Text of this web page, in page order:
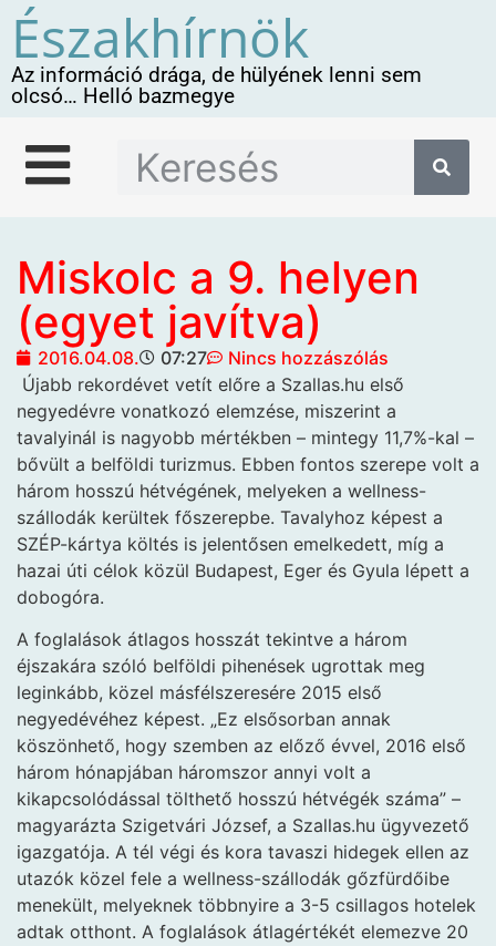
Északhírnök
Az információ drága, de hülyének lenni sem
olcsó… Helló bazmegye
Miskolc a 9. helyen
(egyet javítva)
2016.04.08. 07:27
Nincs hozzászólás
Újabb rekordévet vetít előre a Szallas.hu első
negyedévre vonatkozó elemzése, miszerint a
tavalyinál is nagyobb mértékben – mintegy 11,7%-kal –
bővült a belföldi turizmus. Ebben fontos szerepe volt a
három hosszú hétvégének, melyeken a wellness-
szállodák kerültek főszerepbe. Tavalyhoz képest a
SZÉP-kártya költés is jelentősen emelkedett, míg a
hazai úti célok közül Budapest, Eger és Gyula lépett a
dobogóra.
A foglalások átlagos hosszát tekintve a három
éjszakára szóló belföldi pihenések ugrottak meg
leginkább, közel másfélszeresére 2015 első
negyedévéhez képest. „Ez elsősorban annak
köszönhető, hogy szemben az előző évvel, 2016 első
három hónapjában háromszor annyi volt a
kikapcsolódással tölthető hosszú hétvégék száma” –
magyarázta Szigetvári József, a Szallas.hu ügyvezető
igazgatója. A tél végi és kora tavaszi hidegek ellen az
utazók közel fele a wellness-szállodák gőzfürdőibe
menekült, melyeknek többnyire a 3-5 csillagos hotelek
adtak otthont. A foglalások átlagértékét elemezve 20